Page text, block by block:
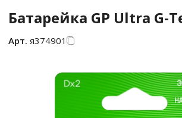
Батарейка GP Ultra G-
Арт. я374901